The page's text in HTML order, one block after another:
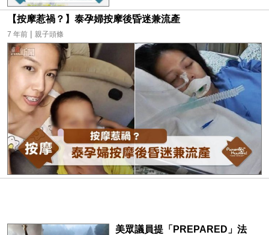
【按摩惹禍？】泰孕婦按摩後昏迷兼流產
7 年前 | 親子頭條
美眾議員提「PREPARED」法